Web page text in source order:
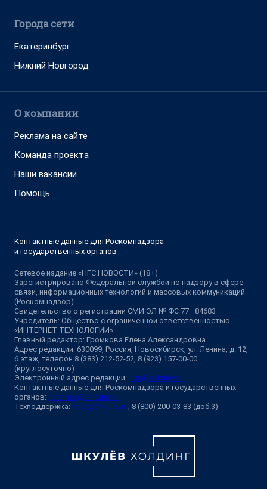
Города сети
Екатеринбург
Нижний Новгород
О компании
Реклама на сайте
Команда проекта
Наши вакансии
Помощь
Контактные данные для Роскомнадзора
и государственных органов
Сетевое издание «НГС.НОВОСТИ» (18+)
Зарегистрировано Федеральной службой по надзору в сфере
связи, информационных технологий и массовых коммуникаций
(Роскомнадзор)
Свидетельство о регистрации СМИ ЭЛ № ФС 77—84683
Учредитель: Общество с ограниченной ответственностью
«ИНТЕРНЕТ ТЕХНОЛОГИИ»
Главный редактор: Громкова Елена Александровна
Адрес редакции: 630099, Россия, Новосибирск, ул. Ленина, д. 12,
6 этаж, телефон 8 (383) 212-52-52, 8 (923) 157-00-00
(круглосуточно)
Электронный адрес редакции: ngs@shkulev.ru
Контактные данные для Роскомнадзора и государственных
органов: juristnsk@shkulev.ru
Техподдержка: help@shkulev.ru, 8 (800) 200-03-83 (доб.3)